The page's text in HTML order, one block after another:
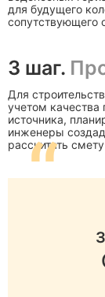
для будущего
сопутствующего
3 шаг.
Для
учетом качества
источника,
инженеры
рассчитать
“